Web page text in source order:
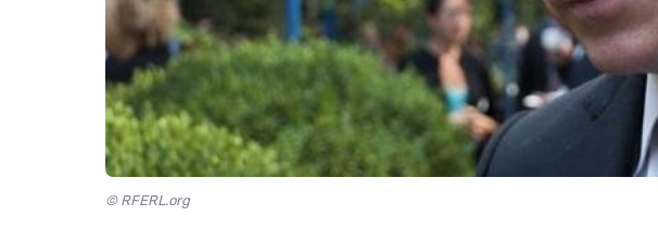
© RFERL.org